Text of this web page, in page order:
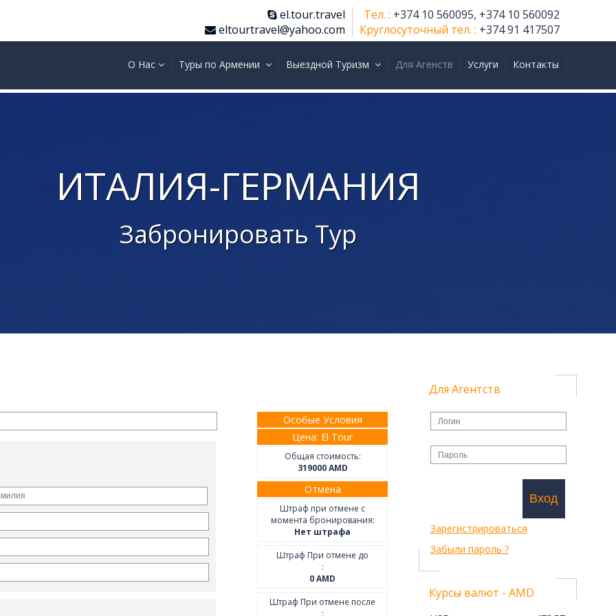
Тел. : +374 10 560095, +374 10 560092
Круглосуточный тел. : +374 91 417507
el.tour.travel
eltourtravel@yahoo.com
О Нас Туры по Армении Выездной Туризм Для Агенств Услуги Контакты
ИТАЛИЯ-ГЕРМАНИЯ
Забронировать Тур
Особые Условия
Цена: El Tour
Общая стоимость:
319000AMD
Отмена
Штраф при отмене с
момента бронирования:
Нет штрафа
Штраф При отмене до
:
0AMD
Штраф При отмене после
:
Для Агентств
Вход
Зарегистрироваться
Забыли пароль ?
Курсы валют - AMD